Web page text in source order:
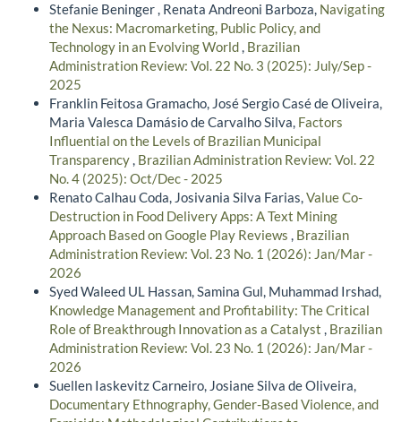
Stefanie Beninger , Renata Andreoni Barboza, Navigating
the Nexus: Macromarketing, Public Policy, and
Technology in an Evolving World Brazilian
Administration Review: Vol. 22 No. 3 (2025): July/Sep -
2025
Franklin Feitosa Gramacho, José Sergio Casé de Oliveira,
Maria Valesca Damásio de Carvalho Silva, Factors
Influential on the Levels of Brazilian Municipal
Transparency Brazilian Administration Review: Vol. 22
No. 4 (2025): Oct/Dec - 2025
Renato Calhau Coda, Josivania Silva Farias, Value Co-
Destruction in Food Delivery Apps: A Text Mining
Approach Based on Google Play Reviews
Brazilian
Administration Review: Vol. 23 No. 1 (2026): Jan/Mar -
2026
Syed Waleed UL Hassan, Samina Gul, Muhammad Irshad,
Knowledge Management and Profitability: The Critical
Role of Breakthrough Innovation as a Catalyst
Brazilian
Administration Review: Vol. 23 No. 1 (2026): Jan/Mar -
2026
Suellen Iaskevitz Carneiro, Josiane Silva de Oliveira,
Documentary Ethnography, Gender-Based Violence, and